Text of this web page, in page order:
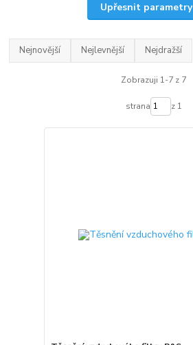
Upřesnit parametry
Nejnovější Nejlevnější Nejdražší
Zobrazuji 1-7 z 7
strana z 1